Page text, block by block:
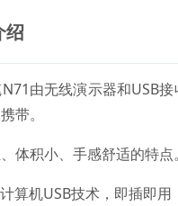
绍
由无线演示器和USB
带。
体积小、手感舒适的特点。
算机USB技术，即插即用